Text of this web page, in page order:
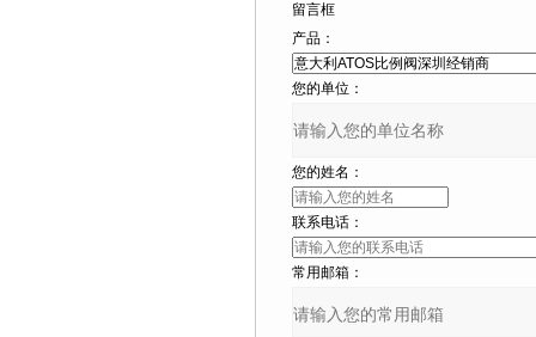
留言框
产品：
您的单位：
您的姓名：
联系电话：
常用邮箱：